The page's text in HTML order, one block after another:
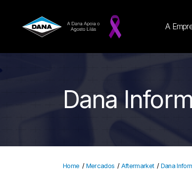
A
Dana
Home / Mercados / Aftermarket / Dana